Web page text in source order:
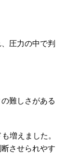
圧力の中で判
難しさがある
増えました。
させられやす